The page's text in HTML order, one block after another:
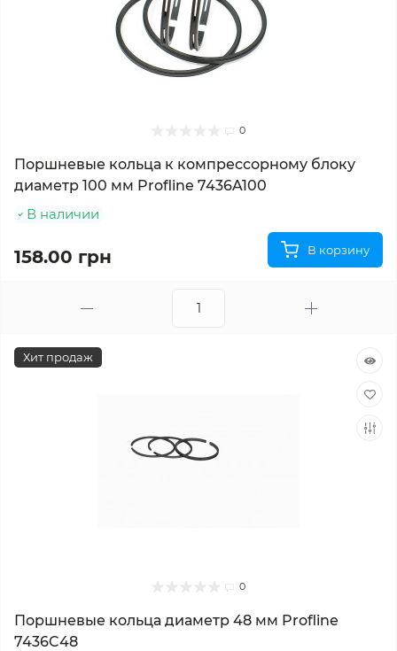
0
Поршневые кольца к компрессорному блоку
диаметр 100 мм Profline 7436A100
В наличии
158.00 грн В корзину
Хит продаж
0
Поршневые кольца диаметр 48 мм Profline
7436C48